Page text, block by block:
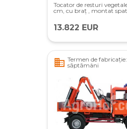
Tocator de resturi
cm, cu braț , montat
13.822 EUR
business Termen de
săptămâni